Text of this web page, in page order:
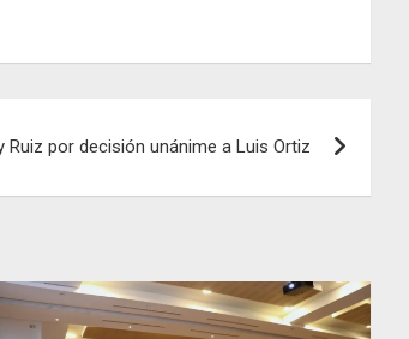
Ruiz por decisión unánime a Luis Ortiz